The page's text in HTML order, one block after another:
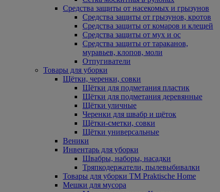
Средства защиты от насекомых и грызунов
Средства защиты от грызунов, кротов
Средства защиты от комаров и клещей
Средства защиты от мух и ос
Средства защиты от тараканов,
муравьев, клопов, моли
Отпугиватели
Товары для уборки
Щётки, черенки, совки
Щётки для подметания пластик
Щётки для подметания деревянные
Щётки уличные
Черенки для швабр и щёток
Щётки-сметки, совки
Щётки универсальные
Веники
Инвентарь для уборки
Швабры, наборы, насадки
Тряпкодержатели, пылевыбивалки
Товары для уборки ТМ Praktische Home
Мешки для мусора